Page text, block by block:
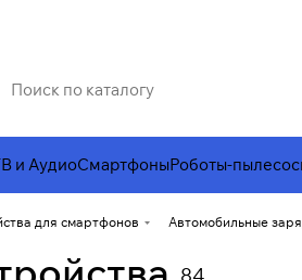
и АудиоСмартфоныРоботы-
для смартфонов Автомобильные